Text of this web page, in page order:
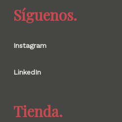
Síguenos.
Instagram
LinkedIn
Tienda.